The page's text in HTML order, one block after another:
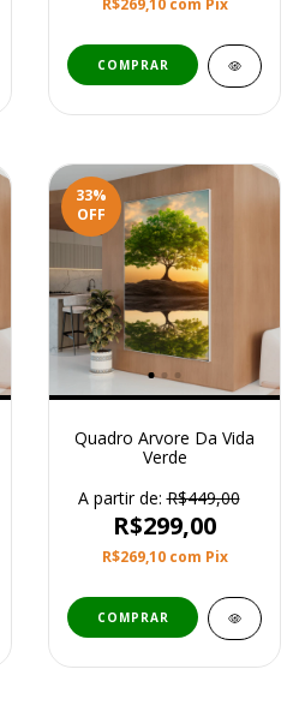
R$269,10 com Pix
COMPRAR
33%
OFF
Quadro Arvore Da Vida
Verde
A partir de:R$449,00
R$299,00
R$269,10 com Pix
COMPRAR